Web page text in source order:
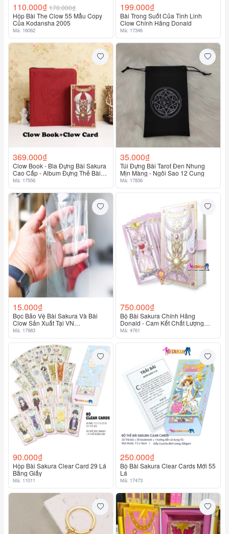
110.000₫ 170.000₫
Hộp Bài The Clow 55 Mẫu Copy
Của Kodansha 2005
Mã: 16062
199.000₫
Bài Trong Suốt Của Tinh Linh
Clow Chính Hãng Donald
Mã: 17346
369.000₫
Clow Book - Bìa Đựng Bài Sakura
Cao Cấp - Album Đựng Thẻ Bài
Độc Quyền
Mã: 17556
35.000₫
Túi Đựng Bài Tarot Đen Nhung
Mịn Màng - Ngôi Sao 12 Cung
Mã: 17836
15.000₫
Bọc Bảo Vệ Bài Sakura Và Bài
Clow Sản Xuất Tại VN
7.8X16.5Cm
Mã: 17983
750.000₫
Bộ Bài Sakura Chính Hãng
Donald - Cam Kết Chất Lượng
Cao Chính Hãng 100%
Mã: 4761
90.000₫
Hộp Bài Sakura Clear Card 29 Lá
Bằng Giấy
Mã: 11011
250.000₫
Bộ Bài Sakura Clear Cards Mới 55
Lá
Mã: 17473